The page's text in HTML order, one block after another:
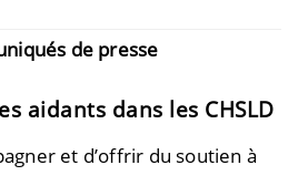
de presse
aidants dans les CHSLD
et d’offrir du soutien à